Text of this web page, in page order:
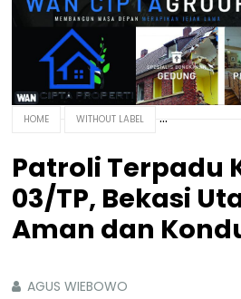
HOME WITHOUT LABEL
Patroli Terpadu
03/TP, Bekasi
Aman dan
AGUS WIEBOWO